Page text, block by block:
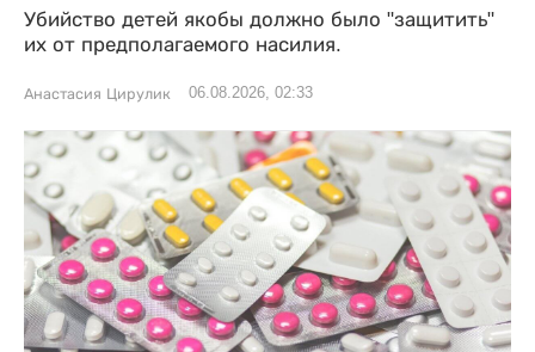
Убийство детей якобы должно было "защитить"
их от предполагаемого насилия.
Анастасия Цирулик 06.08.2026, 02:33